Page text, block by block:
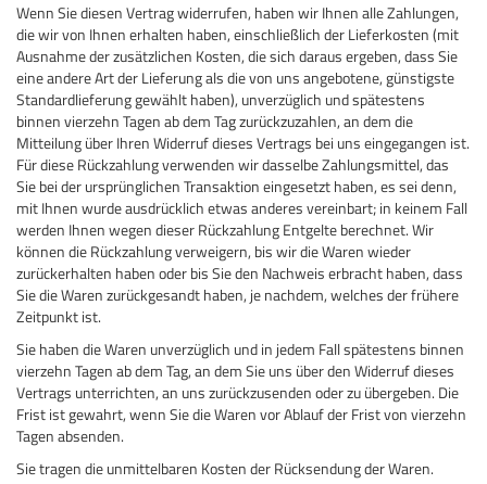
Wenn Sie diesen Vertrag widerrufen, haben wir Ihnen alle Zahlungen,
die wir von Ihnen erhalten haben, einschließlich der Lieferkosten (mit
Ausnahme der zusätzlichen Kosten, die sich daraus ergeben, dass Sie
eine andere Art der Lieferung als die von uns angebotene, günstigste
Standardlieferung gewählt haben), unverzüglich und spätestens
binnen vierzehn Tagen ab dem Tag zurückzuzahlen, an dem die
Mitteilung über Ihren Widerruf dieses Vertrags bei uns eingegangen ist.
Für diese Rückzahlung verwenden wir dasselbe Zahlungsmittel, das
Sie bei der ursprünglichen Transaktion eingesetzt haben, es sei denn,
mit Ihnen wurde ausdrücklich etwas anderes vereinbart; in keinem Fall
werden Ihnen wegen dieser Rückzahlung Entgelte berechnet. Wir
können die Rückzahlung verweigern, bis wir die Waren wieder
zurückerhalten haben oder bis Sie den Nachweis erbracht haben, dass
Sie die Waren zurückgesandt haben, je nachdem, welches der frühere
Zeitpunkt ist.
Sie haben die Waren unverzüglich und in jedem Fall spätestens binnen
vierzehn Tagen ab dem Tag, an dem Sie uns über den Widerruf dieses
Vertrags unterrichten, an uns zurückzusenden oder zu übergeben. Die
Frist ist gewahrt, wenn Sie die Waren vor Ablauf der Frist von vierzehn
Tagen absenden.
Sie tragen die unmittelbaren Kosten der Rücksendung der Waren.